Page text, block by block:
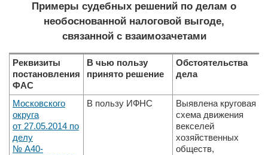
Примеры судебных решений по делам о
необоснованной налоговой выгоде,
связанной с взаимозачетами
Реквизиты
постановления
ФАС
В чью пользу
принято решение
Обстоятельства
дела
Московского
округа
от 27.05.2014 по
делу
№ А40­
В пользу ИФНС
Выявлена круговая
схема движения
векселей
хозяйственных
обществ,